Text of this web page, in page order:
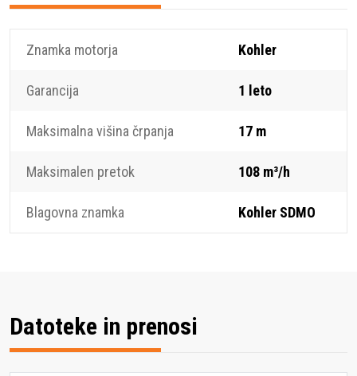
Znamka motorja Kohler
Garancija 1 leto
Maksimalna višina črpanja 17 m
Maksimalen pretok 108 m³/h
Blagovna znamka Kohler SDMO
Datoteke in prenosi